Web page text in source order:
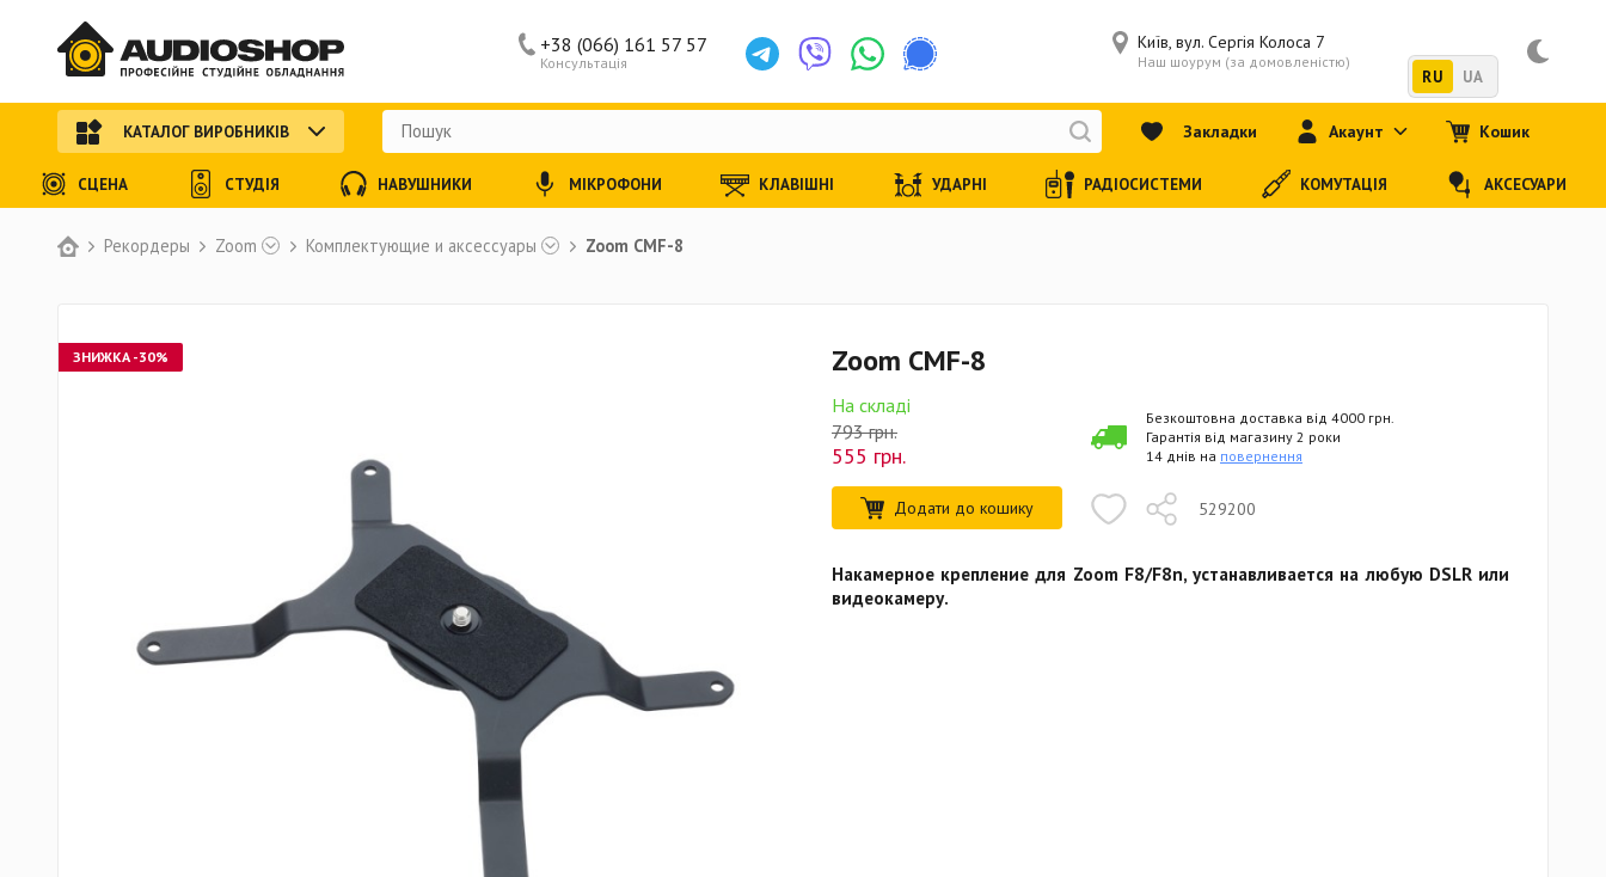
Рекордеры Zoom Комплектующие и аксессуары Zoom CMF-8
Zoom CMF-8
На складі
793 грн.
555 грн.
Додати до кошику 529200
Безкоштовна доставка від 4000 грн.
Гарантія від магазину 2 роки
14 днів на повернення
Накамерное крепление для Zoom F8/F8n, устанавливается на любую DSLR или
видеокамеру.
ЗНИЖКА -30%
Консультація
+38 (066) 161 57 57 Київ, вул. Сергія Колоса 7
Наш шоурум (за домовленістю)
RU UA
КАТАЛОГ ВИРОБНИКІВ Закладки Акаунт Кошик
СЦЕНА СТУДІЯ НАВУШНИКИ МІКРОФОНИ КЛАВІШНІ УДАРНІ РАДІОСИСТЕМИ КОМУТАЦІЯ АКСЕСУАРИ